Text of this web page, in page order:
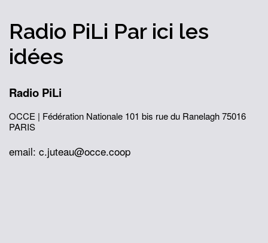
Radio PiLi Par ici les
idées
Radio PiLi
OCCE | Fédération Nationale 101 bis rue du Ranelagh75016
PARIS
email: c.juteau@occe.coop